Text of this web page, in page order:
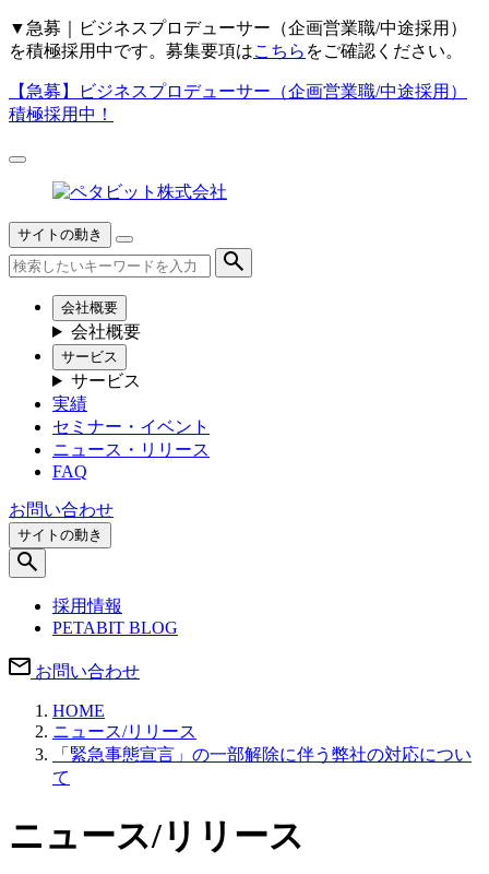
▼ 急募｜ビジネスプロデューサー（企画営業職/中途採用）
を積極採用中です。募集要項はこちら をご確認ください。
【急募】
ビジネスプロデューサー（企画営業職/中途採用）
積極採用中！
サイトの動き
会社概要
会社概要
サービス
サービス
実績
セミナー・イベント
ニュース・リリース
FAQ
お問い合わせ
サイトの動き
採用情報
PETABIT BLOG
お問い合わせ
HOME
ニュース/リリース
「緊急事態宣言」の一部解除に伴う弊社の対応につい
て
ニュース/リリース